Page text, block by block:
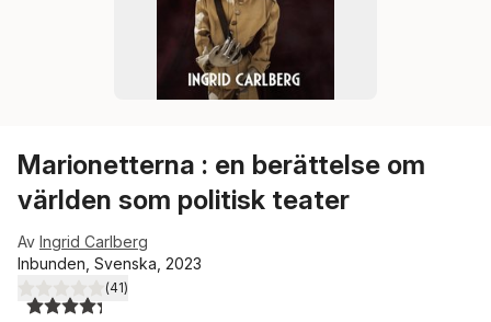
Marionetterna : en berättelse om
världen som politisk teater
Av Ingrid Carlberg
Inbunden, Svenska, 2023
4,3utav 5 stjärnor. Totalt antal röster:
(41)